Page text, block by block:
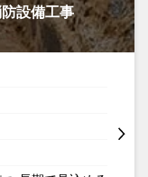
設備工事